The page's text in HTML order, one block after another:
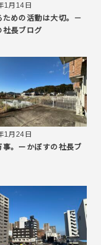
1月14日
ための活動は大切。－
社長ブログ
1月24日
事。ーかぼすの社長ブ